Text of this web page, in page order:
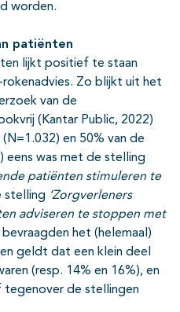
worden.
patiënten
lijkt positief te staan
Zo blijkt uit het
van de
(Kantar Public, 2022)
en 50% van de
eens was met de stelling
patiënten stimuleren te
stelling ‘Zorgverleners
adviseren te stoppen met
het (helemaal)
geldt dat een klein deel
(resp. 14% en 16%), en
tegenover de stellingen